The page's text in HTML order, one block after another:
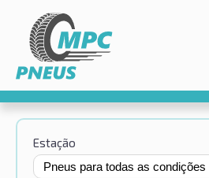
Estação